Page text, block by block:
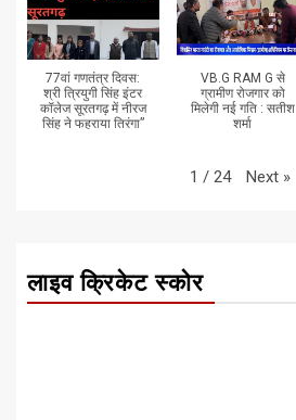
77वां गणतंत्र दिवस:
श्री त्रियुगी सिंह इंटर
कॉलेज सूरतगढ़ में नीरज
सिंह ने फहराया तिरंगा”
VB.G RAM G से
ग्रामीण रोजगार को
मिलेगी नई गति : सतीश
शर्मा
1 / 24 Next »
लाइव क्रिकेट स्कोर